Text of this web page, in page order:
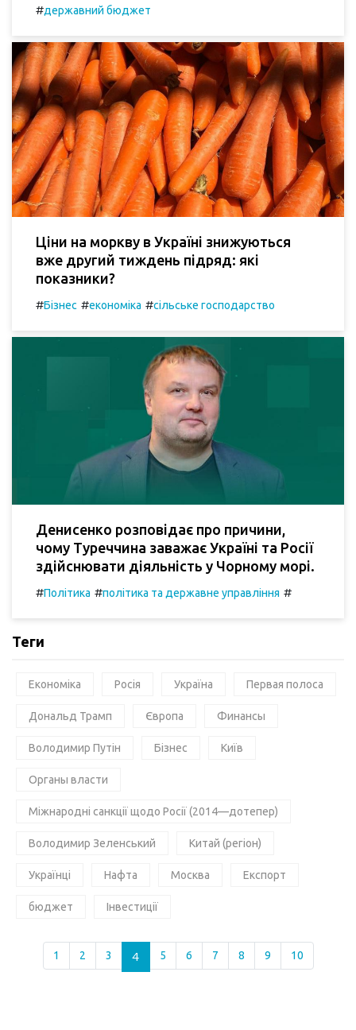
#державний бюджет
Ціни на моркву в Україні знижуються
вже другий тиждень підряд: які
показники?
#Бізнес #економіка #сільське господарство
Денисенко розповідає про причини,
чому Туреччина заважає Україні та Росії
здійснювати діяльність у Чорному морі.
#Політика #політика та державне управління #
Теги
Економіка Росія Україна Первая полоса
Дональд Трамп Європа Финансы
Володимир Путін Бізнес Київ
Органы власти
Міжнародні санкції щодо Росії (2014—дотепер)
Володимир Зеленський Китай (регіон)
Українці Нафта Москва Експорт
бюджет Інвестиції
1 2 3 4 5 6 7 8 9 10